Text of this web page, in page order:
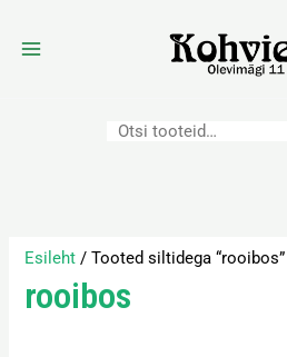
content
Esileht / Tooted siltidega “rooibos”
rooibos